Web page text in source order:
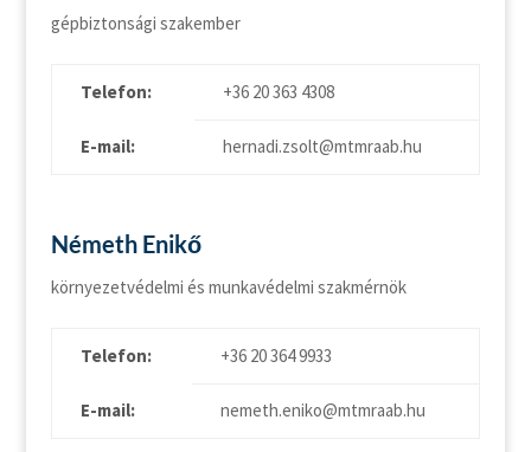
gépbiztonsági szakember
Telefon: +36 20 363 4308
E-mail: hernadi.zsolt@mtmraab.hu
Németh Enikő
környezetvédelmi és munkavédelmi szakmérnök
Telefon: +36 20 364 9933
E-mail: nemeth.eniko@mtmraab.hu